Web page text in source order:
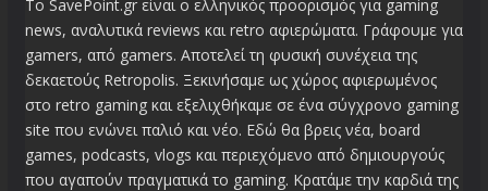
Το SavePoint.gr είναι ο ελληνικός προορισμός για gaming
news, αναλυτικά reviews και retro αφιερώματα. Γράφουμε για
gamers, από gamers. Αποτελεί τη φυσική συνέχεια της
δεκαετούς Retropolis. Ξεκινήσαμε ως χώρος αφιερωμένος
στο retro gaming και εξελιχθήκαμε σε ένα σύγχρονο gaming
site που ενώνει παλιό και νέο. Εδώ θα βρεις νέα, board
games, podcasts, vlogs και περιεχόμενο από δημιουργούς
που αγαπούν πραγματικά το gaming. Κρατάμε την καρδιά της